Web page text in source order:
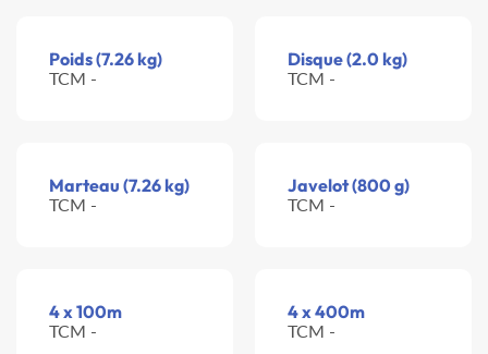
Poids (7.26 kg)
TCM -
Disque (2.0 kg)
TCM -
Marteau (7.26 kg)
TCM -
Javelot (800 g)
TCM -
4 x 100m
TCM -
4 x 400m
TCM -